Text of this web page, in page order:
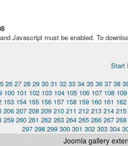
Javascript must be enabled. To
Start
26 27 28 29 30 31 32 33 34 35 36 37 38
100 101 102 103 104 105 106 107 108 109
153 154 155 156 157 158 159 160 161 162
206 207 208 209 210 211 212 213 214 215
259 260 261 262 263 264 265 266 267 268
297 298 299 300 301 302 303 304
Joomla gallery